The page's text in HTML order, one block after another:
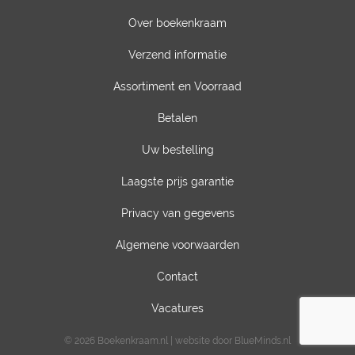
Over boekenkraam
Verzend informatie
Assortiment en Voorraad
Betalen
Uw bestelling
Laagste prijs garantie
Privacy van gegevens
Algemene voorwaarden
Contact
Vacatures
© 2026 Boekenkraam.nl | website door BlueMinds.nl